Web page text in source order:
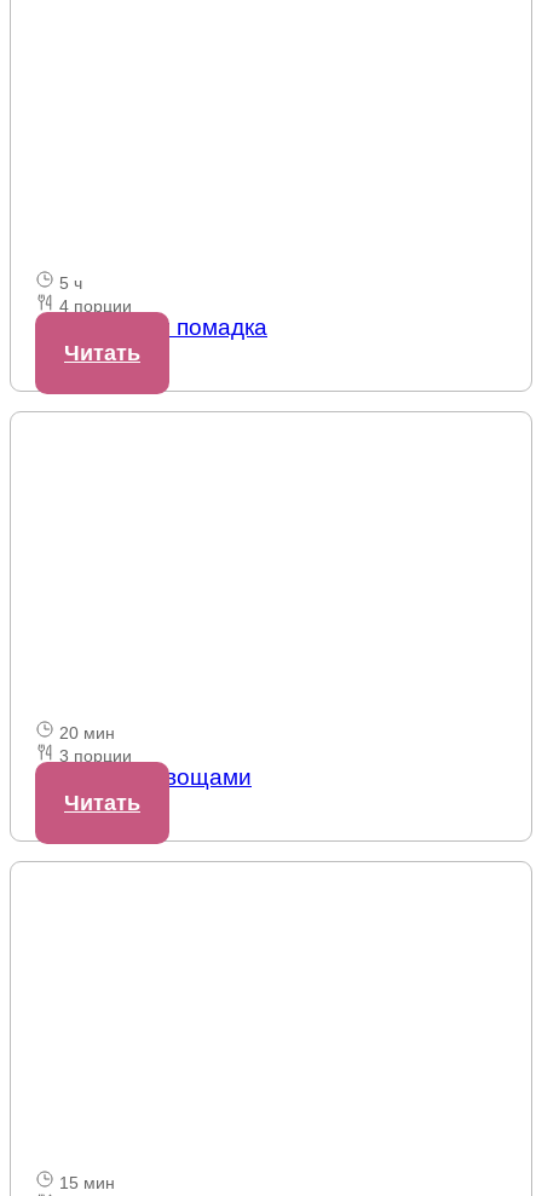
5 ч
4 порции
Шоколадная помадка
Читать
20 мин
3 порции
Фунчоза с овощами
Читать
15 мин